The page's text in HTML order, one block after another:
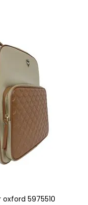
oxford 5975510